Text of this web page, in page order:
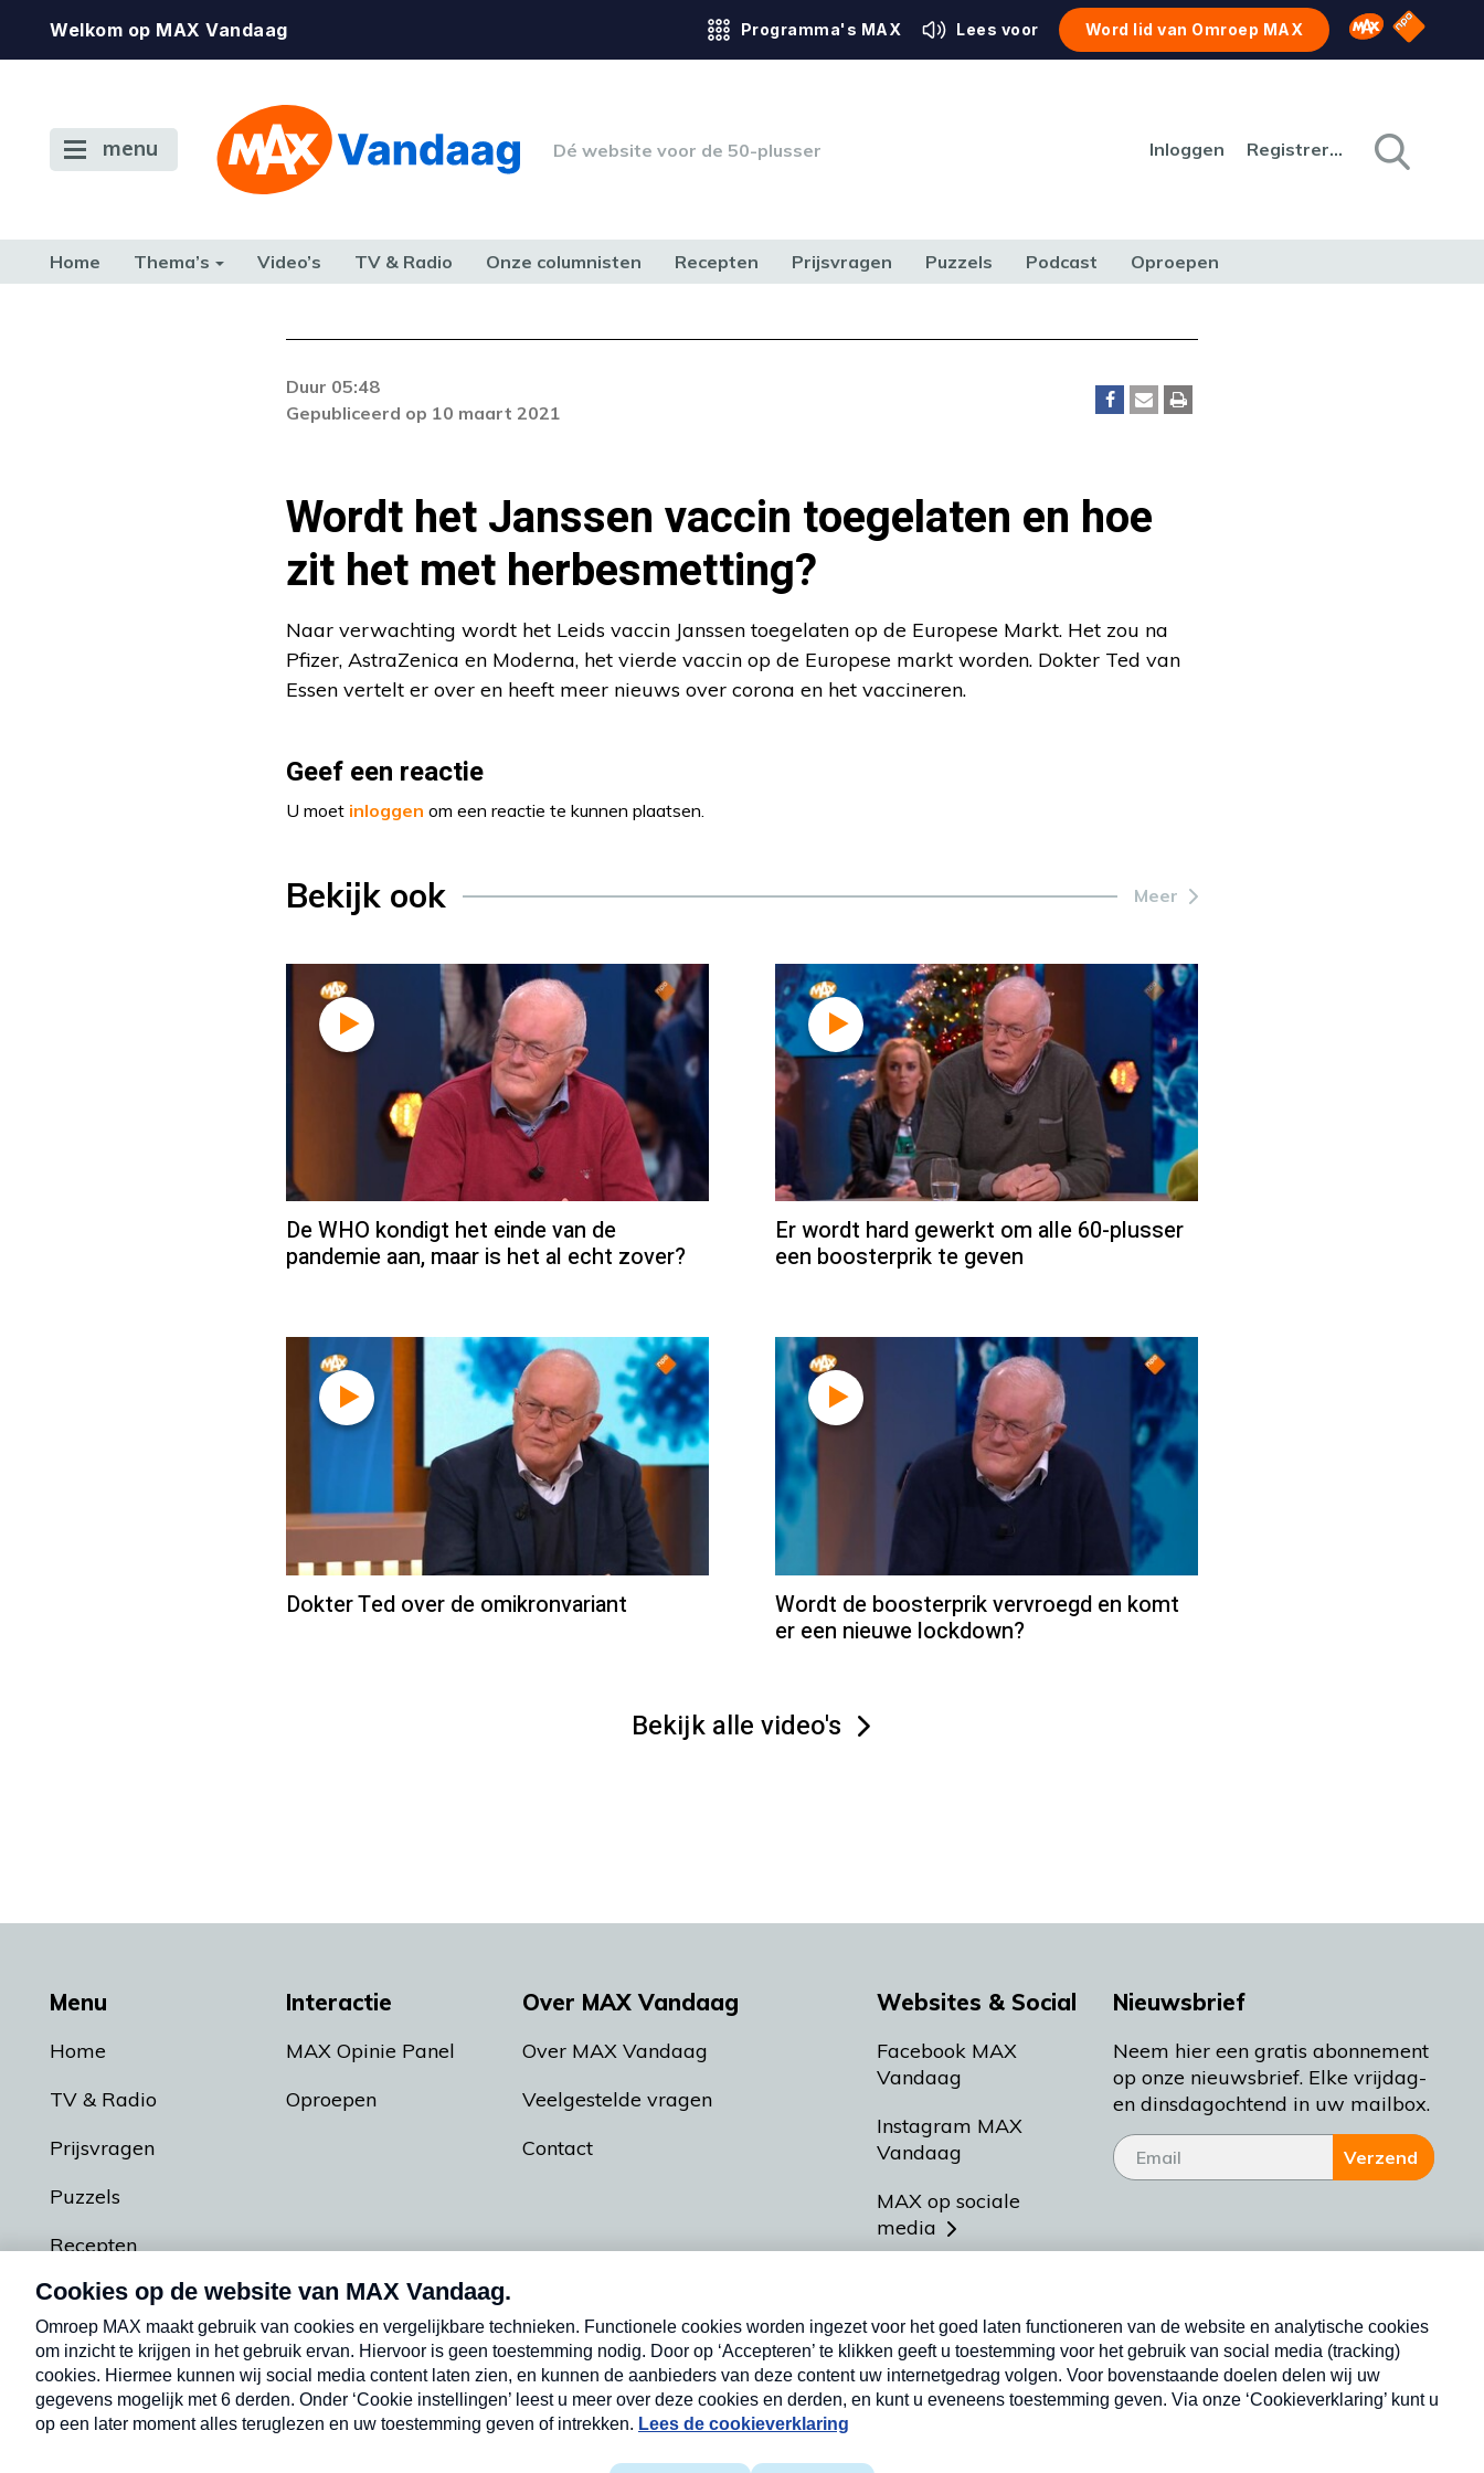
Welkom op MAX Vandaag Programma's MAX Lees voor Word lid van Omroep MAX Omroep MAX
NPO
menu Dé website voor de 50-plusser Inloggen Registreren
Home Thema’s Video’s TV & Radio Onze columnisten Recepten Prijsvragen Puzzels Podcast Oproepen
De gewenste stream is op dit moment niet
beschikbaar. Als het probleem zich blijft voordoen,
Duur 05:48
Gepubliceerd op 10 maart 2021
Wordt het Janssen vaccin toegelaten en hoe
zit het met herbesmetting?
Naar verwachting wordt het Leids vaccin Janssen toegelaten op de Europese Markt. Het zou na
Pfizer, AstraZenica en Moderna, het vierde vaccin op de Europese markt worden. Dokter Ted van
Essen vertelt er over en heeft meer nieuws over corona en het vaccineren.
Geef een reactie
U moet inloggen om een reactie te kunnen plaatsen.
Bekijk ook Meer
De WHO kondigt het einde van de
pandemie aan, maar is het al echt zover?
Er wordt hard gewerkt om alle 60-plusser
een boosterprik te geven
Dokter Ted over de omikronvariant
Wordt de boosterprik vervroegd en komt
er een nieuwe lockdown?
Bekijk alle video's
Menu
Home
TV & Radio
Prijsvragen
Puzzels
Recepten
Podcasts
Interactie
MAX Opinie Panel
Oproepen
Over MAX Vandaag
Over MAX Vandaag
Veelgestelde vragen
Contact
Websites & Social
Facebook MAX
Vandaag
Instagram MAX
Vandaag
MAX op sociale
media
Meldpunt Actueel
Heel Holland Bakt
Nieuwsbrief
Neem hier een gratis abonnement
op onze nieuwsbrief. Elke vrijdag-
en dinsdagochtend in uw mailbox.
Verzend
Nieuwsbrief
Neem hier een gratis abonnement op onze